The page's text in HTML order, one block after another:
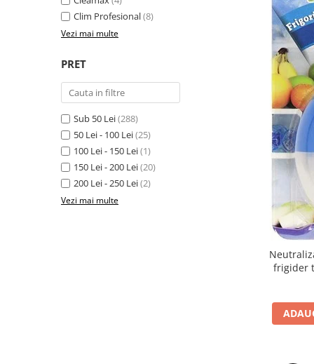
Articole Menaj & Accesorii pentru
Lavete si seturi lavete
Bureti pentru vase si bucatarie
Absorbanti umiditate si
neutralizatori miros
frigider/congelator
Saci si manusi menaj, folii
alimentare si hartie de copt
Hartie si servetele
Mopuri,seturi cu mop si accesorii
Maturi,farase si galeti simple/cu
Clim Profesional(8)
Vezi mai multe
PRET
Sub 50 Lei(288)
50 Lei - 100 Lei(25)
100 Lei - 150 Lei(1)
150 Lei - 200 Lei(20)
200 Lei - 250 Lei(2)
Vezi mai multe
frigider